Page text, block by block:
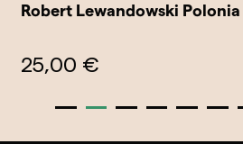
Robert Lewandowski Polonia
25,00 €